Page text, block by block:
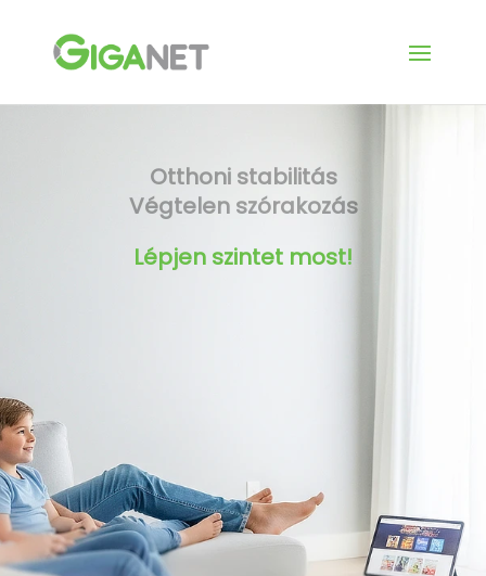
Otthoni stabilitás
Végtelen szórakozás
Lépjen szintet most!